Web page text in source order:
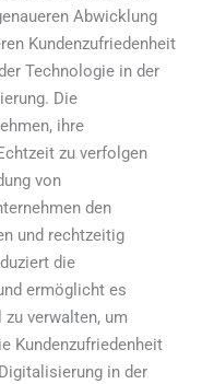
Abwicklung
Kundenzufriedenheit
Technologie in der
Die
ihre
zu verfolgen
von
den
und rechtzeitig
die
ermöglicht es
verwalten, um
Kundenzufriedenheit
in der